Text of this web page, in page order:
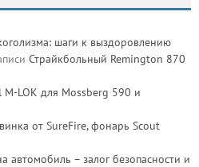
шаги к выздоровлению
Страйкбольный Remington 870
M-LOK для Mossberg 590 и
от SureFire, фонарь Scout
автомобиль – залог безопасности и